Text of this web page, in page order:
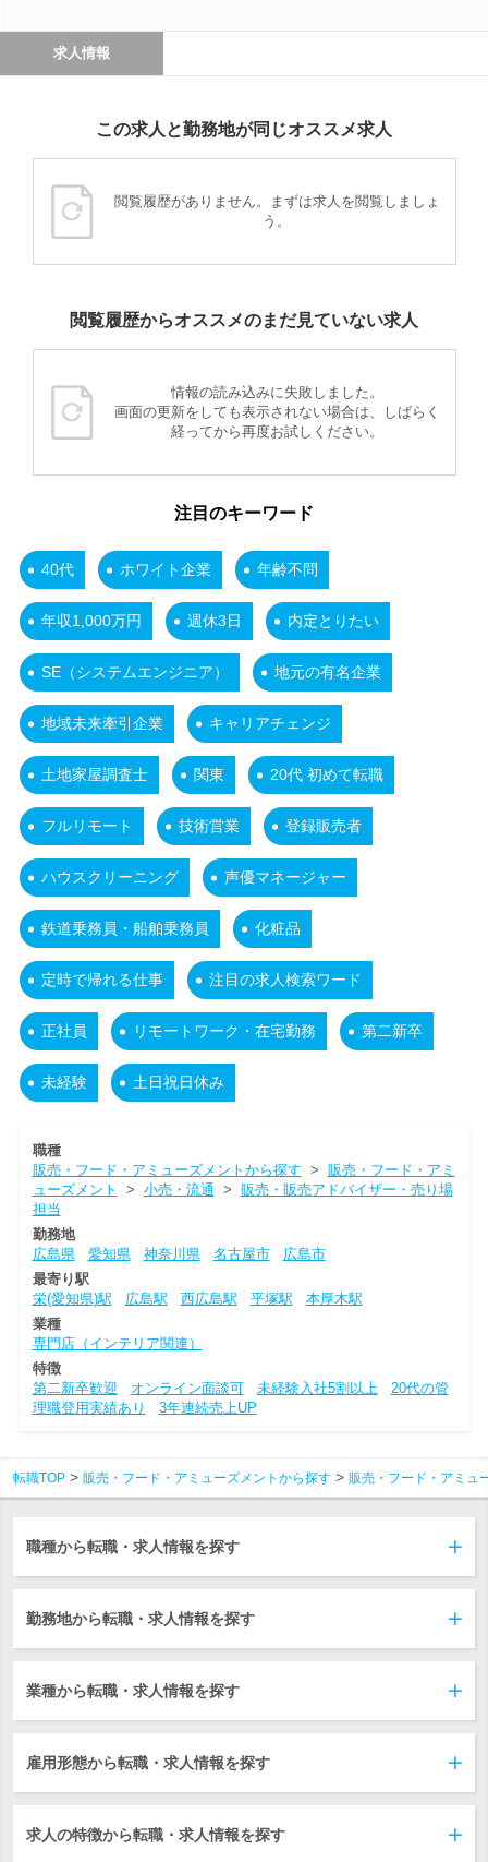
求人情報
この求人と勤務地が同じオススメ求人
閲覧履歴がありません。まずは求人を閲覧しましょ
う。
閲覧履歴からオススメのまだ見ていない求人
情報の読み込みに失敗しました。
画面の更新をしても表示されない場合は、しばらく
経ってから再度お試しください。
注目のキーワード
40代 ホワイト企業 年齢不問
年収1,000万円 週休3日 内定とりたい
SE（システムエンジニア） 地元の有名企業
地域未来牽引企業 キャリアチェンジ
土地家屋調査士 関東 20代 初めて転職
フルリモート 技術営業 登録販売者
ハウスクリーニング 声優マネージャー
鉄道乗務員・船舶乗務員 化粧品
定時で帰れる仕事 注目の求人検索ワード
正社員 リモートワーク・在宅勤務 第二新卒
未経験 土日祝日休み
職種
販売・フード・アミューズメントから探す > 販売・フード・アミ
ューズメント
> 小売・流通 > 販売・販売アドバイザー・売り場
担当
勤務地
広島県
愛知県 神奈川県 名古屋市
広島市
最寄り駅
栄(愛知県)駅
広島駅 西広島駅 平塚駅
本厚木駅
業種
専門店（インテリア関連）
特徴
第二新卒歓迎
オンライン面談可 未経験入社5割以上
20代の管
理職登用実績あり
3年連続売上UP
転職TOP 販売・フード・アミューズメントから探す 販売・フード・アミュ
職種から転職・求人情報を探す
勤務地から転職・求人情報を探す
業種から転職・求人情報を探す
雇用形態から転職・求人情報を探す
求人の特徴から転職・求人情報を探す